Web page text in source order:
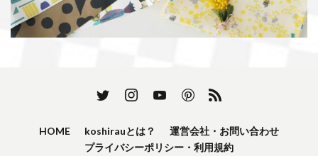
HOME koshirauとは？
運営会社・お問い合わせ
プライバシーポリシー・利用規約